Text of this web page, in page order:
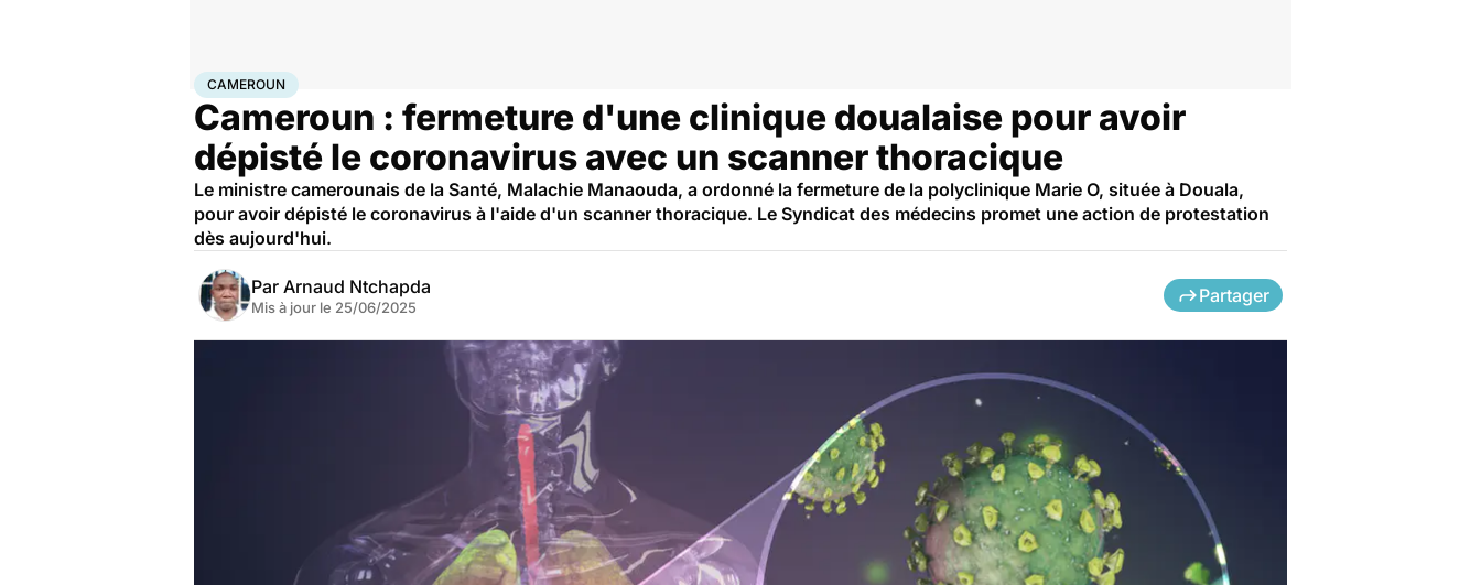
AccueilSantéMaladies
CAMEROUN
Cameroun : fermeture d'une clinique doualaise pour avoir
dépisté le coronavirus avec un scanner thoracique
Le ministre camerounais de la Santé, Malachie Manaouda, a ordonné la fermeture de la polyclinique Marie O, située à Douala,
pour avoir dépisté le coronavirus à l'aide d'un scanner thoracique. Le Syndicat des médecins promet une action de protestation
dès aujourd'hui.
Par Arnaud Ntchapda
Mis à jour le 25/06/2025
Partager